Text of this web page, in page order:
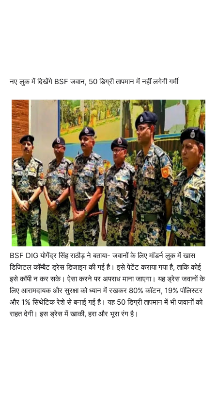
नए लुक में दिखेंगे BSF जवान, 50 डिग्री तापमान में नहीं लगेगी गर्मी
BSF DIG योगेंद्र सिंह राठौड़ ने बताया- जवानों के लिए मॉडर्न लुक में खास
डिजिटल कॉम्बैट ड्रेस डिजाइन की गई है। इसे पेटेंट कराया गया है, ताकि कोई
इसे कॉपी न कर सके। ऐसा करने पर अपराध माना जाएगा। यह ड्रेस जवानों के
लिए आरामदायक और सुरक्षा को ध्यान में रखकर 80% कॉटन, 19% पॉलिस्टर
और 1% सिंथेटिक रेशे से बनाई गई है। यह 50 डिग्री तापमान में भी जवानों को
राहत देगी। इस ड्रेस में खाकी, हरा और भूरा रंग है।